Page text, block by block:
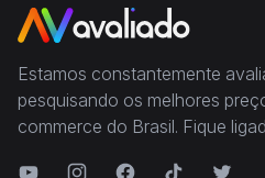
Estamos constantemente
pesquisando os melhores
commerce do Brasil. Fique